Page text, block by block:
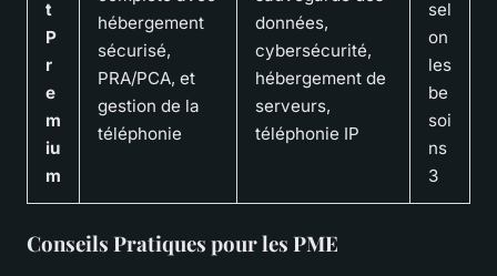
t
P
r
e
m
iu
m
hébergement
sécurisé,
PRA/PCA, et
gestion de la
téléphonie
données,
cybersécurité,
hébergement de
serveurs,
téléphonie IP
sel
on
les
be
soi
ns
3
Conseils Pratiques pour les PME